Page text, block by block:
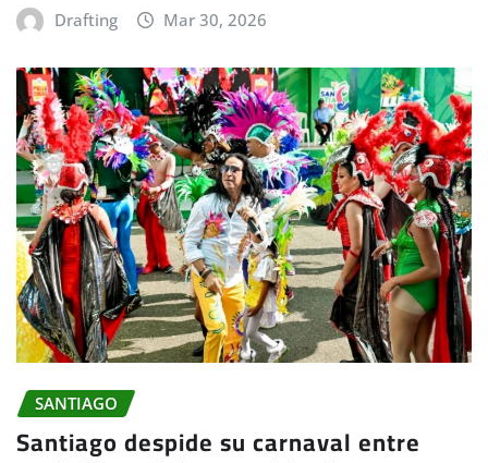
Drafting Mar 30, 2026
SANTIAGO
Santiago despide su carnaval entre